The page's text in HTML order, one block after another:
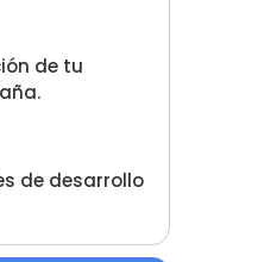
de tu
de desarrollo